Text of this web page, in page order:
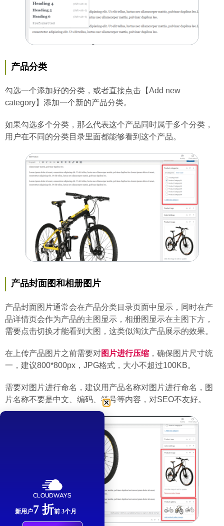
产品分类
勾选一个添加好的分类，或者直接点击【Add new
category】添加一个新的产品分类。
如果勾选多个分类，那么代表这个产品同时属于多个分类，
用户在不同的分类目录里面都能够看到这个产品。
产品封面图和相册图片
产品封面图片通常会在产品分类目录页面中显示，同时在产
品详情页会作为产品的主图显示，相册图显示在主图下方，
需要点击切换才能看到大图，这类似淘汰产品展示的效果。
在上传产品图片之前需要对图片进行压缩 ，确保图片尺寸统
一，建议800*800px，JPG格式，大小不超过100KB。
需要对图片进行命名，建议用产品名称对图片进行命名，图
片名称不要是中文、编码、符号等内容，对SEO不友好。
新用户7 折前 3个月